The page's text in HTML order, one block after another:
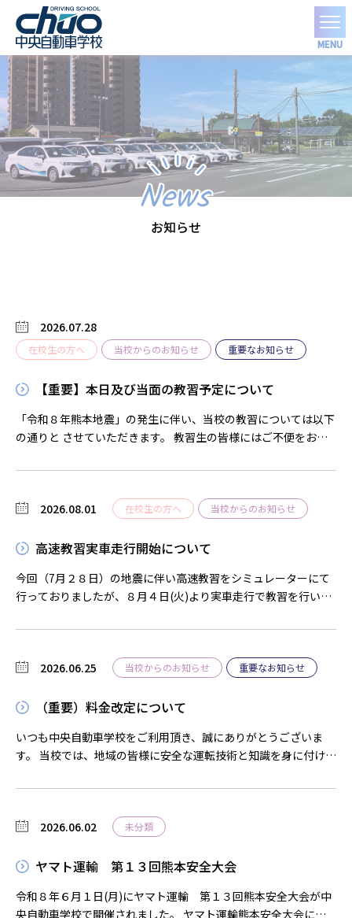
MENU
お知らせ
News
2026.07.28
在校生の方へ 当校からのお知らせ 重要なお知らせ
【重要】本日及び当面の教習予定について
「令和８年熊本地震」の発生に伴い、当校の教習については以下
の通りと させていただきます。 教習生の皆様にはご不便をおか
月29日)の教習について 技能教習については14：30から再開し
〇学科教習について 当面の間、対面での学科教習は必要項目
学科)を除き、全てオンラインに よる教習とさせていただきま
〇高速教習について 当面の間、「シミュレーター教習」とさ
せていただきます。 〇教習の当日キャンセルについて 8月1日
2026.08.01 在校生の方へ 当校からのお知らせ
高速教習実車走行開始について
今回（7月２８日）の地震に伴い高速教習をシミュレーターにて
行っておりましたが、８月４日(火)より実車走行で教習を行いま
2026.06.25 当校からのお知らせ 重要なお知らせ
（重要）料金改定について
いつも中央自動車学校をご利用頂き、誠にありがとうございま
す。 当校では、地域の皆様に安全な運転技術と知識を身に付けて
ました。 しかしながら近年の燃料費高騰、教習車両の維持管理
めて困難な状況となりました。 つきましては誠に苦渋の決断で
せて頂くこととなりましたので、お早目のお申し込みを宜しくお
2026.06.02 未分類
ヤマト運輸 第１３回熊本安全大会
令和８年６月１日(月)にヤマト運輸 第１３回熊本安全大会が中
央自動車学校で開催されました。 ヤマト運輸熊本安全大会にご